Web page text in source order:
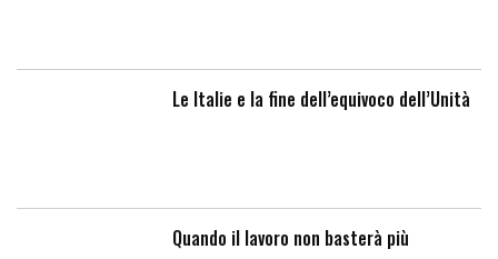
Le Italie e la fine dell’equivoco dell’Unità
Quando il lavoro non basterà più